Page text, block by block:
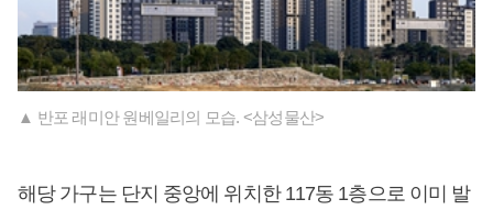
▲ 반포 래미안 원베일리의 모습. <삼성물산>
해당 가구는 단지 중앙에 위치한 117동 1층으로 이미 발